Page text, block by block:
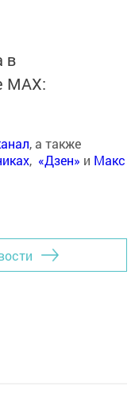
в
MАХ:
, а также
, «Дзен» и Макс